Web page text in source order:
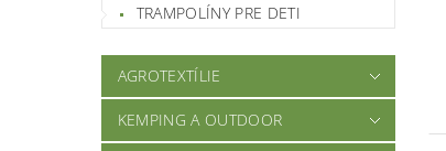
TRAMPOLÍNY PRE DETI
AGROTEXTÍLIE
KEMPING A OUTDOOR